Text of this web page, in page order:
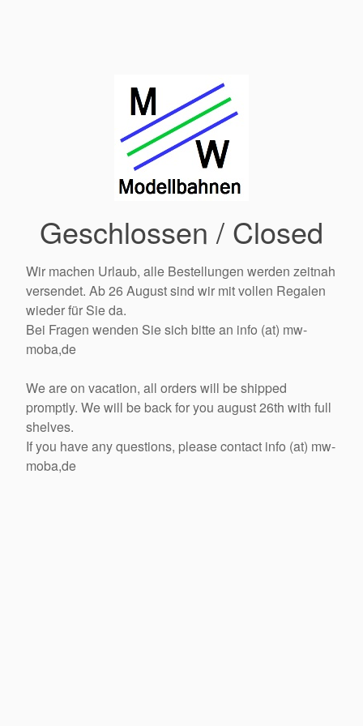
Geschlossen / Closed
Wir machen Urlaub, alle Bestellungen werden zeitnah
versendet. Ab 26 August sind wir mit vollen Regalen
wieder für Sie da.
Bei Fragen wenden Sie sich bitte an info (at) mw-
moba,de
We are on vacation, all orders will be shipped
promptly. We will be back for you august 26th with full
shelves.
If you have any questions, please contact info (at) mw-
moba,de